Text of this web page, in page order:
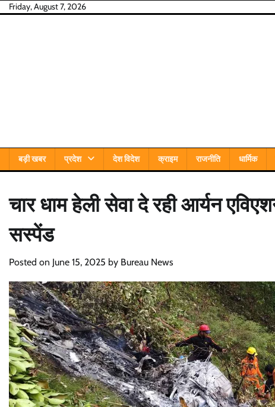
SkipFriday, August 7, 2026
बड़ी खबर प्रदेश देश विदेश क्राइम राजनीति धार्मिक
चार धाम हेली सेवा दे रही आर्यन
सस्पेंड
Posted on June 15, 2025 by Bureau News